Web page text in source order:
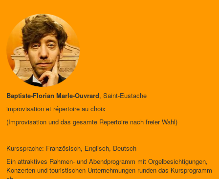
Baptiste-Florian Marle-Ouvrard, Saint-Eustache
improvisation et répertoire au choix
(Improvisation und das gesamte Repertoire nach freier Wahl)
Kurssprache: Französisch, Englisch, Deutsch
Ein attraktives Rahmen- und Abendprogramm mit Orgelbesichtigungen,
Konzerten und touristischen Unternehmungen runden das Kursprogramm